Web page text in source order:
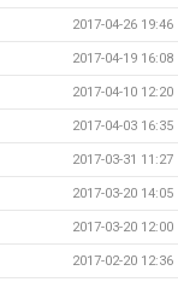
2017-04-26 19:46
2017-04-19 16:08
2017-04-10 12:20
2017-04-03 16:35
2017-03-31 11:27
2017-03-20 14:05
2017-03-20 12:00
2017-02-20 12:36